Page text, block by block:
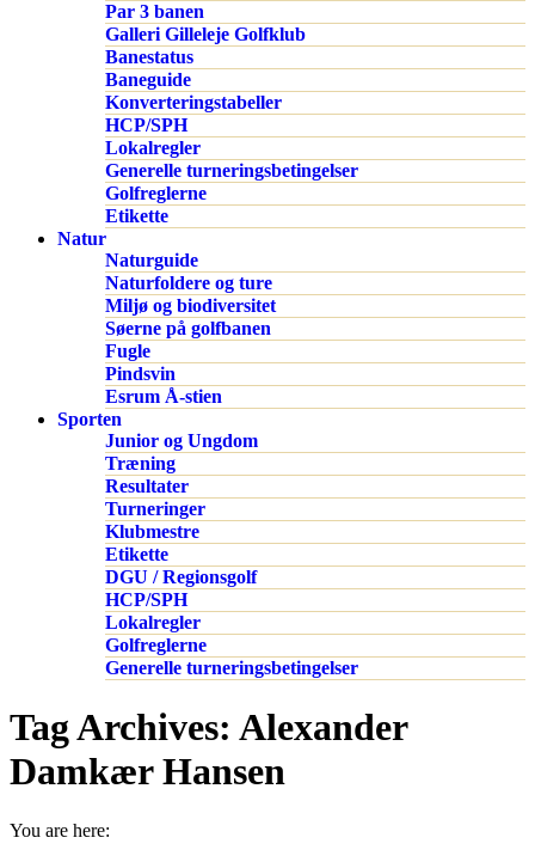
Par 3 banen
Galleri Gilleleje Golfklub
Banestatus
Baneguide
Konverteringstabeller
HCP/SPH
Lokalregler
Generelle turneringsbetingelser
Golfreglerne
Etikette
Natur
Naturguide
Naturfoldere og ture
Miljø og biodiversitet
Søerne på golfbanen
Fugle
Pindsvin
Esrum Å-stien
Sporten
Junior og Ungdom
Træning
Resultater
Turneringer
Klubmestre
Etikette
DGU / Regionsgolf
HCP/SPH
Lokalregler
Golfreglerne
Generelle turneringsbetingelser
Tag Archives: Alexander
Damkær Hansen
You are here: